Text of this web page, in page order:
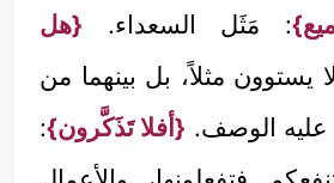
: مَثَل السعداء. {هل
يستوون مثلاً، بل بينهما من
عليه الوصف. {أفلا تَذَكَّرون}: